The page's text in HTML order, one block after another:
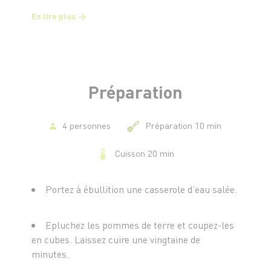
En lire plus
Préparation
4 personnes Préparation 10 min
Cuisson 20 min
Portez à ébullition une casserole d’eau salée.
Epluchez les pommes de terre et coupez-les
en cubes. Laissez cuire une vingtaine de
minutes.